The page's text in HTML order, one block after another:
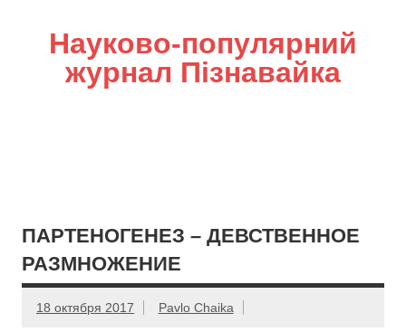
Науково-популярний
журнал Пізнавайка
ПАРТЕНОГЕНЕЗ – ДЕВСТВЕННОЕ
РАЗМНОЖЕНИЕ
18 октября 2017 Pavlo Chaika